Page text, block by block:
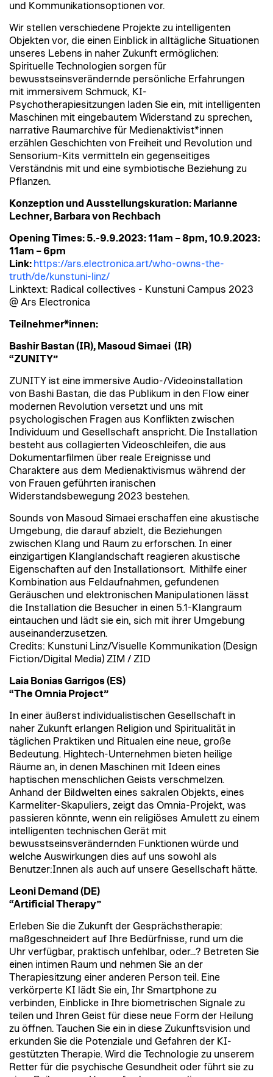
und Kommunikationsoptionen vor.
Wir stellen verschiedene Projekte zu intelligenten
Objekten vor, die einen Einblick in alltägliche Situationen
unseres Lebens in naher Zukunft ermöglichen:
Spirituelle Technologien sorgen für
bewusstseinsverändernde persönliche Erfahrungen
mit immersivem Schmuck, KI-
Psychotherapiesitzungen laden Sie ein, mit intelligenten
Maschinen mit eingebautem Widerstand zu sprechen,
narrative Raumarchive für Medienaktivist*innen
erzählen Geschichten von Freiheit und Revolution und
Sensorium-Kits vermitteln ein gegenseitiges
Verständnis mit und eine symbiotische Beziehung zu
Pflanzen.
Konzeption und Ausstellungskuration: Marianne
Lechner, Barbara von Rechbach
Opening Times: 5.-9.9.2023: 11am – 8pm, 10.9.2023:
11am – 6pm
Link: https://ars.electronica.art/who-owns-the-
truth/de/kunstuni-linz/
Linktext: Radical collectives - Kunstuni Campus 2023
@ Ars Electronica
Teilnehmer*innen:
Bashir Bastan (IR), Masoud Simaei (IR)
“ZUNITY”
ZUNITY ist eine immersive Audio-/Videoinstallation
von Bashi Bastan, die das Publikum in den Flow einer
modernen Revolution versetzt und uns mit
psychologischen Fragen aus Konflikten zwischen
Individuum und Gesellschaft anspricht. Die Installation
besteht aus collagierten Videoschleifen, die aus
Dokumentarfilmen über reale Ereignisse und
Charaktere aus dem Medienaktivismus während der
von Frauen geführten iranischen
Widerstandsbewegung 2023 bestehen.
Sounds von Masoud Simaei erschaffen eine akustische
Umgebung, die darauf abzielt, die Beziehungen
zwischen Klang und Raum zu erforschen. In einer
einzigartigen Klanglandschaft reagieren akustische
Eigenschaften auf den Installationsort. Mithilfe einer
Kombination aus Feldaufnahmen, gefundenen
Geräuschen und elektronischen Manipulationen lässt
die Installation die Besucher in einen 5.1-Klangraum
eintauchen und lädt sie ein, sich mit ihrer Umgebung
auseinanderzusetzen.
Credits: Kunstuni Linz/Visuelle Kommunikation (Design
Fiction/Digital Media) ZIM / ZID
Laia Bonias Garrigos (ES)
“The Omnia Project”
In einer äußerst individualistischen Gesellschaft in
naher Zukunft erlangen Religion und Spiritualität in
täglichen Praktiken und Ritualen eine neue, große
Bedeutung. Hightech-Unternehmen bieten heilige
Räume an, in denen Maschinen mit Ideen eines
haptischen menschlichen Geists verschmelzen.
Anhand der Bildwelten eines sakralen Objekts, eines
Karmeliter-Skapuliers, zeigt das Omnia-Projekt, was
passieren könnte, wenn ein religiöses Amulett zu einem
intelligenten technischen Gerät mit
bewusstseinsverändernden Funktionen würde und
welche Auswirkungen dies auf uns sowohl als
Benutzer:Innen als auch auf unsere Gesellschaft hätte.
Leoni Demand (DE)
“Artificial Therapy”
Erleben Sie die Zukunft der Gesprächstherapie:
maßgeschneidert auf Ihre Bedürfnisse, rund um die
Uhr verfügbar, praktisch unfehlbar, oder…? Betreten Sie
einen intimen Raum und nehmen Sie an der
Therapiesitzung einer anderen Person teil. Eine
verkörperte KI lädt Sie ein, Ihr Smartphone zu
verbinden, Einblicke in Ihre biometrischen Signale zu
teilen und Ihren Geist für diese neue Form der Heilung
zu öffnen. Tauchen Sie ein in diese Zukunftsvision und
erkunden Sie die Potenziale und Gefahren der KI-
gestützten Therapie. Wird die Technologie zu unserem
Retter für die psychische Gesundheit oder führt sie zu